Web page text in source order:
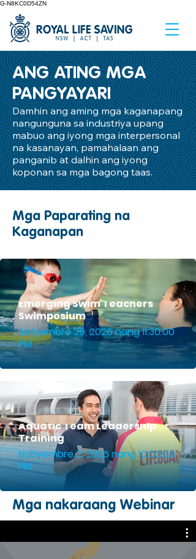
G-N8KC0D54ZN
ANG ATING MGA
PANGYAYARI
Damhin ang aming mga kaganapang
nangunguna sa industriya upang
mabuo ang iyong mga interpersonal
na kasanayan, pamahalaan ang
panganib at dalhin ang iyong
koponan sa mga bagong taas.
Mga Paparating na
Kaganapan
Emerging Swim Teachers
Swimposium
Setyembre 29, 2026 nang 11:30:00
PM
Aquatic Team Leadership
Training
Nobyembre 2, 2026 nang 10:00:00
PM
Mga nakaraang Webinar